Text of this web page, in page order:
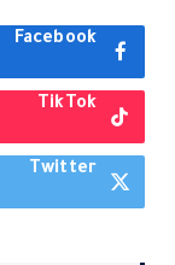
Facebook
TikTok
Twitter